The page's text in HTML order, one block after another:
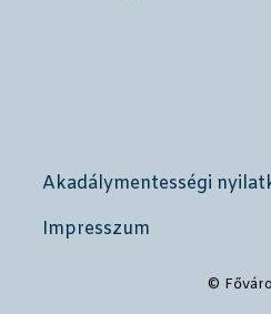
Akadálymentességi
Impresszum
©